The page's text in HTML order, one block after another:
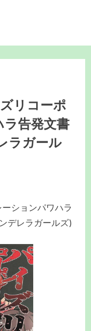
リコーポ
告発文書
ラガール
ションパワハラ
デレラガールズ)